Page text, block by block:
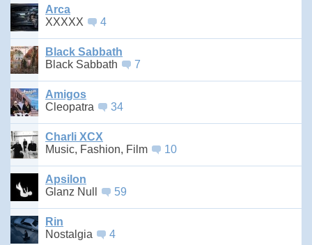
Arca
XXXXX
4
Black Sabbath
Black Sabbath
7
Amigos
Cleopatra
34
Charli XCX
Music, Fashion, Film
10
Apsilon
Glanz Null
59
Rin
Nostalgia
4